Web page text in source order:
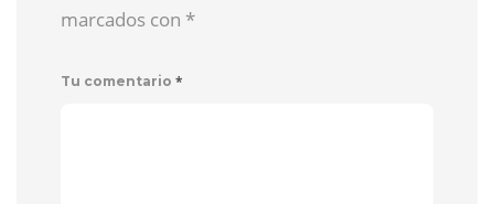
marcados con *
Tu comentario *